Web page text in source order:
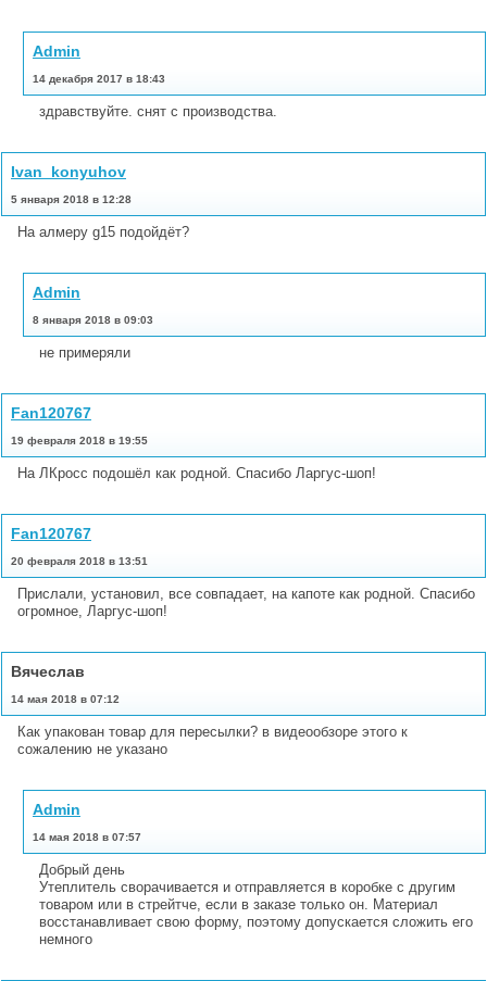
Admin
14 декабря 2017 в 18:43
здравствуйте. снят с производства.
Ivan_konyuhov
5 января 2018 в 12:28
На алмеру g15 подойдёт?
Admin
8 января 2018 в 09:03
не примеряли
Fan120767
19 февраля 2018 в 19:55
На ЛКросс подошёл как родной. Спасибо Ларгус-шоп!
Fan120767
20 февраля 2018 в 13:51
Прислали, установил, все совпадает, на капоте как родной. Спасибо
огромное, Ларгус-шоп!
Вячеслав
14 мая 2018 в 07:12
Как упакован товар для пересылки? в видеообзоре этого к
сожалению не указано
Admin
14 мая 2018 в 07:57
Добрый день
Утеплитель сворачивается и отправляется в коробке с другим
товаром или в стрейтче, если в заказе только он. Материал
восстанавливает свою форму, поэтому допускается сложить его
немного